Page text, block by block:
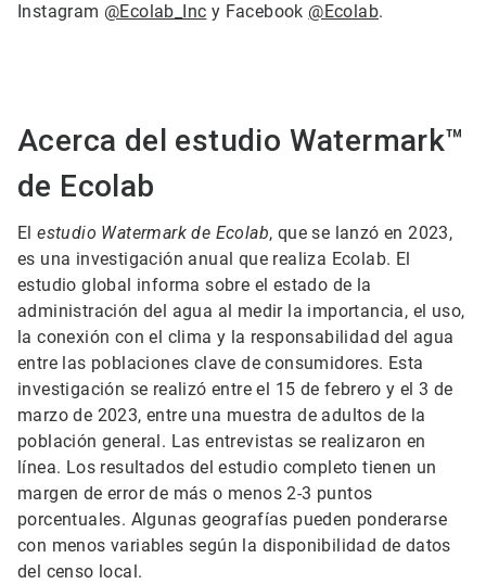
Instagram @Ecolab_Inc y Facebook @Ecolab.
Acerca del estudio Watermark™
de Ecolab
Elestudio Watermark de Ecolab, que se lanzó en 2023,
es una investigación anual que realiza Ecolab. El
estudio global informa sobre el estado de la
administración del agua al medir la importancia, el uso,
la conexión con el clima y la responsabilidad del agua
entre las poblaciones clave de consumidores. Esta
investigación se realizó entre el 15 de febrero y el 3 de
marzo de 2023, entre una muestra de adultos de la
población general. Las entrevistas se realizaron en
línea. Los resultados del estudio completo tienen un
margen de error de más o menos 2-3 puntos
porcentuales. Algunas geografías pueden ponderarse
con menos variables según la disponibilidad de datos
del censo local.